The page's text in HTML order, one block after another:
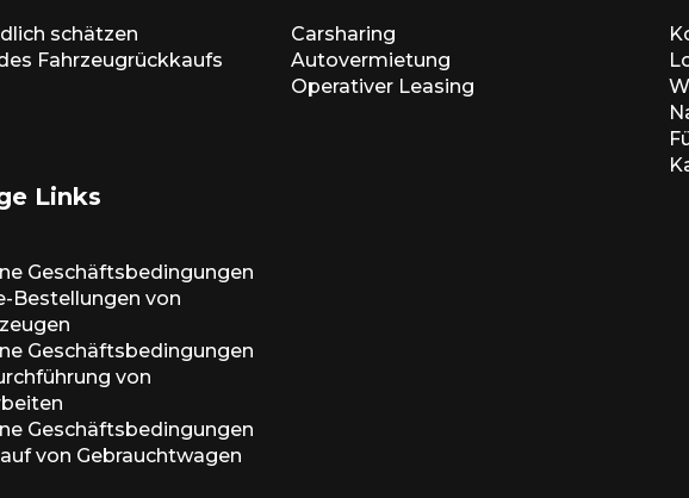
schätzen
Fahrzeugrückkaufs
Carsharing
Autovermietung
Operativer Leasing
Links
Geschäftsbedingungen
Bestellungen von
Geschäftsbedingungen
von
Geschäftsbedingungen
von Gebrauchtwagen